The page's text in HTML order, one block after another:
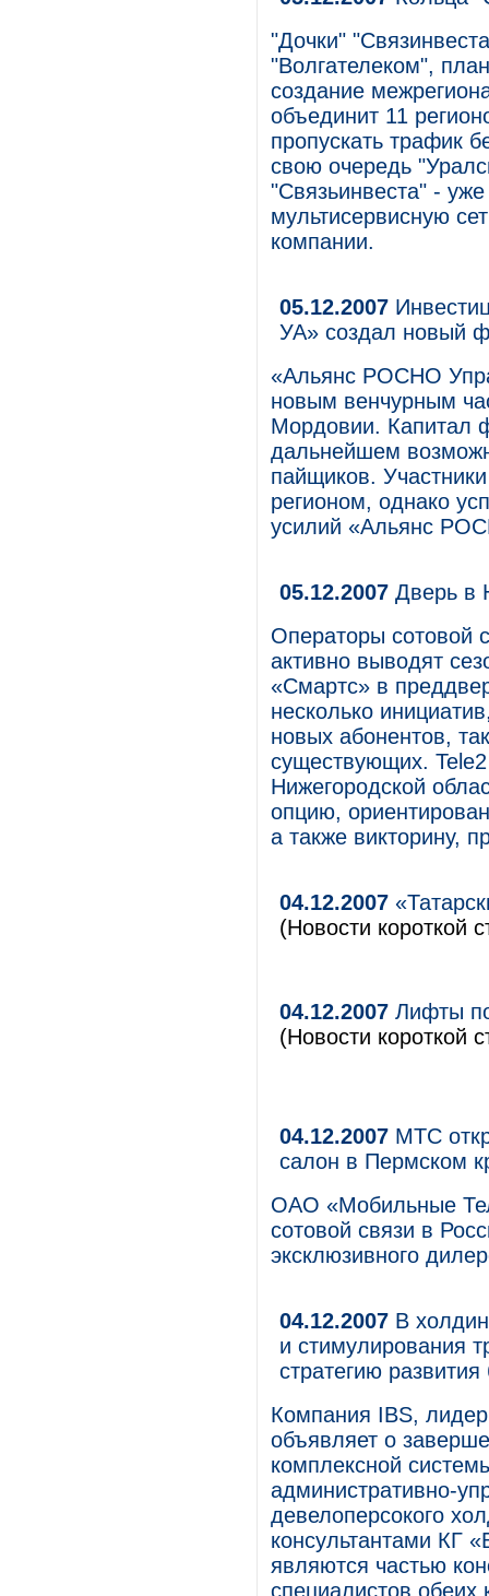
"Дочки"
"Волгателеком",
создание
объединит 11
пропускать трафик
свою очередь
"Связьинвеста" -
мультисервисную
компании.
05.12.2007
УА» создал новый
«Альянс РОСНО
новым венчурным
Мордовии. Капитал
дальнейшем
пайщиков.
регионом, однако
усилий «Альянс
05.12.2007 Дверь в
Операторы сотовой
активно выводят
«Смартс» в
несколько
новых абонентов,
существующих.
Нижегородской
опцию,
а также викторину,
04.12.2007
(Новости короткой
04.12.2007 Лифты
(Новости короткой
04.12.2007 МТС
салон в Пермском
ОАО «Мобильные
сотовой связи в
эксклюзивного
04.12.2007 В
и стимулирования
стратегию развития
Компания IBS,
объявляет о
комплексной
административно-
девелоперсокого
консультантами КГ
являются частью
специалистов обеих